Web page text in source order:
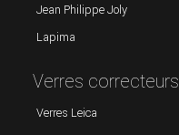
Jean Philippe Joly
Lapima
Verres correcteurs
Verres Leica